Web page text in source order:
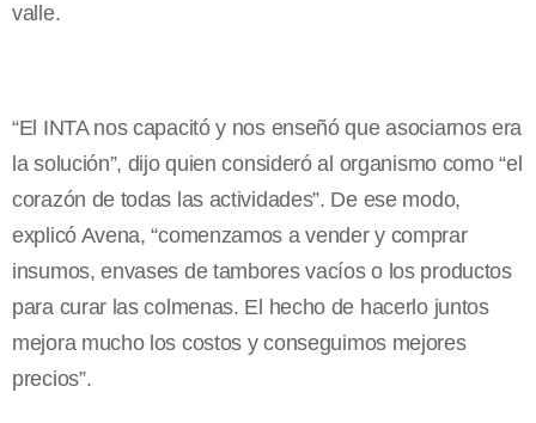
valle.
“El INTA nos capacitó y nos enseñó que asociarnos era
la solución”, dijo quien consideró al organismo como “el
corazón de todas las actividades”. De ese modo,
explicó Avena, “comenzamos a vender y comprar
insumos, envases de tambores vacíos o los productos
para curar las colmenas. El hecho de hacerlo juntos
mejora mucho los costos y conseguimos mejores
precios”.